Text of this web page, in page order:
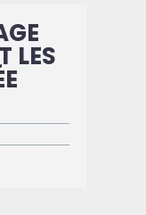
LES